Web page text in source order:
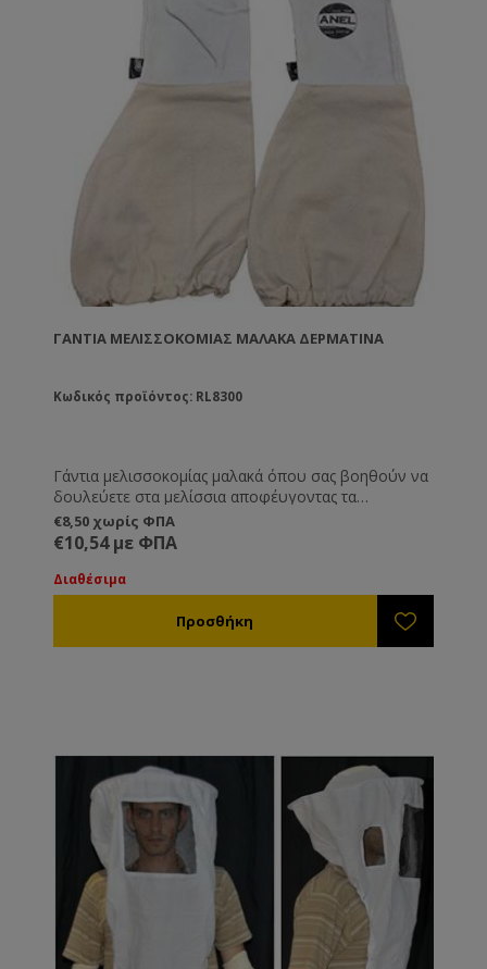
ΓΆΝΤΙΑ ΜΕΛΙΣΣΟΚΟΜΊΑΣ ΜΑΛΑΚΆ ΔΕΡΜΆΤΙΝΑ
Κωδικός προϊόντος: RL8300
Γάντια μελισσοκομίας μαλακά όπου σας βοηθούν να
δουλεύετε στα μελίσσια αποφέυγοντας τα
κεντρίσματα, ενώ συγχρόνως σας επιτρέπουν να
κάνετε λεπτές κινήσεις με ιδιαίτερη ευκολία.
€8,50 χωρίς ΦΠΑ
€10,54 με ΦΠΑ
Διαθέσιμα